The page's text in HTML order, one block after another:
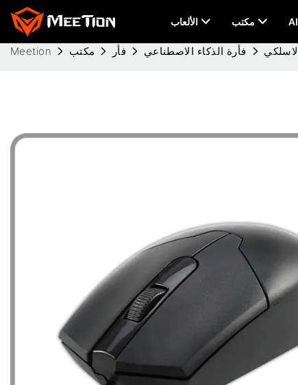
الألعاب مكتب
Meetion مكتب فأر فأرة الذكاء الاصطناعي